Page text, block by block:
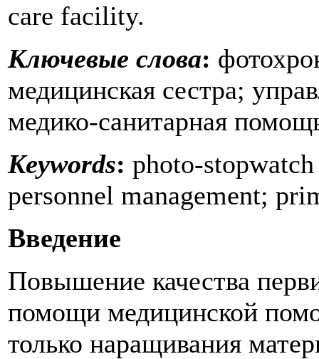
care facility.
Ключевые слова:
медицинская сестра;
медико-санитарная
Keywords: photo-
personnel management;
Введение
Повышение качества
помощи медицинской
только наращивания